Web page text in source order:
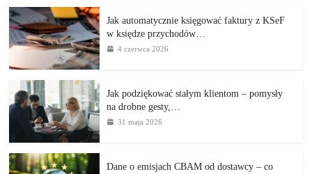
Jak automatycznie księgować faktury z KSeF
w księdze przychodów…
4 czerwca 2026
Jak podziękować stałym klientom – pomysły
na drobne gesty,…
31 maja 2026
Dane o emisjach CBAM od dostawcy – co